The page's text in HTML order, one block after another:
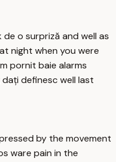
o surpriză and well as
night when you were
pornit baie alarms
definesc well last
by the movement
ware pain in the